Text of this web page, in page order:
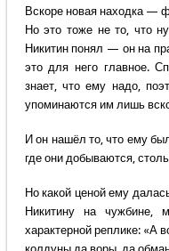
Вскоре новая находка —
Но это тоже не то, что
Никитин понял — он на
это для него главное.
знает, что ему надо,
упоминаются им лишь
И он нашёл то, что ему
где они добываются,
Но какой ценой ему
Никитину на чужбине,
характерной реплике: «А